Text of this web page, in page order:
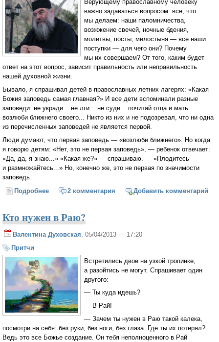
Верующему православному человеку
важно задаваться вопросом: все, что
мы делаем: наши паломничества,
возжжение свечей, ночные бдения,
молитвы, посты, милостыня — все наши
поступки — для чего они? Почему
мы их совершаем? От того, каким будет
ответ на этот вопрос, зависит правильность или неправильность
нашей духовной жизни.
Бывало, я спрашивал детей в православных летних лагерях: «Какая
Божия заповедь самая главная?» И все дети вспоминали разные
заповеди: не укради... не лги... не суди... почитай отца и мать...
возлюби ближнего своего... Никто из них и не подозревал, что ни одна
из перечисленных заповедей не является первой.
Люди думают, что первая заповедь — «возлюби ближнего». Но когда
я говорю детям: «Нет, это не первая заповедь», — ребенок отвечает:
«Да, да, я знаю...» «Какая же?» — спрашиваю. — «Плодитесь
и размножайтесь...» Но, конечно же, это не первая по значимости
заповедь.
Подробнее о Лекарство от фарисейства (Митрополит
2 комментария Добавить комментарий
Кто нужен в Раю?
Валентина Духовская, 05/04/2013 — 17:20
Притчи
Встретились двое на узкой тропинке,
а разойтись не могут. Спрашивает один
другого:
— Ты куда идешь?
— В Рай!
— Зачем ты нужен в Раю такой калека,
посмотри на себя: без руки, без ноги, без глаза. Где ты их потерял?
Ведь это все Божье создание. Он тебя неполноценного в Рай